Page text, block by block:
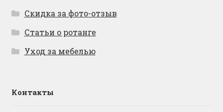
Скидка за фото-отзыв
Статьи о ротанге
Уход за мебелью
Контакты